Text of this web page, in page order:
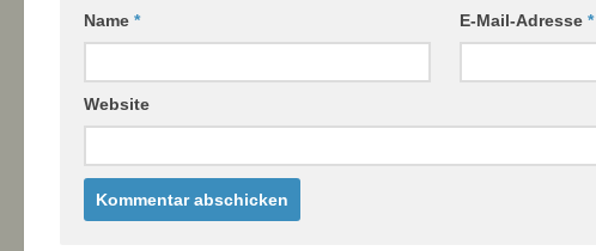
Name * E-Mail-Adresse*
Website